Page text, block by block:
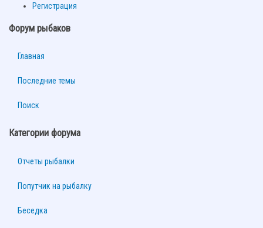
Регистрация
Форум рыбаков
Главная
Последние темы
Поиск
Категории форума
Отчеты рыбалки
Попутчик на рыбалку
Беседка